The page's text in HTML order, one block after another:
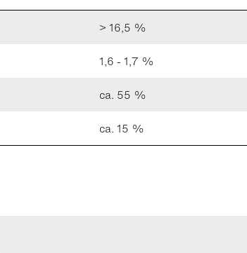
> 16,5 %
1,6 - 1,7 %
ca. 55 %
ca. 15 %